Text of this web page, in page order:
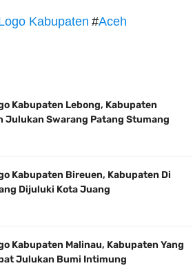
Kabupaten #Aceh
Kabupaten Lebong, Kabupaten
Julukan Swarang Patang Stumang
Kabupaten Bireuen, Kabupaten Di
Dijuluki Kota Juang
Kabupaten Malinau, Kabupaten Yang
Julukan Bumi Intimung